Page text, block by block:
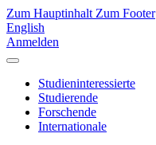
Zum Hauptinhalt Zum Footer
English
Anmelden
Studieninteressierte
Studierende
Forschende
Internationale